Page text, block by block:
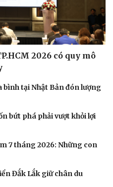
Podcast
Câu chuyện thời sự
Đọc truyện đêm khuya
Cửa sổ tình yêu
2026 có quy mô
tại Nhật Bản đón lượng
bứt phá phải vượt khỏi lợi
7 tháng 2026: Những con
Đắk Lắk giữ chân du